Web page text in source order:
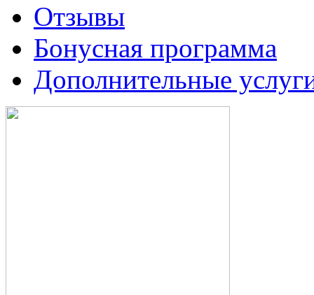
Отзывы
Бонусная программа
Дополнительные